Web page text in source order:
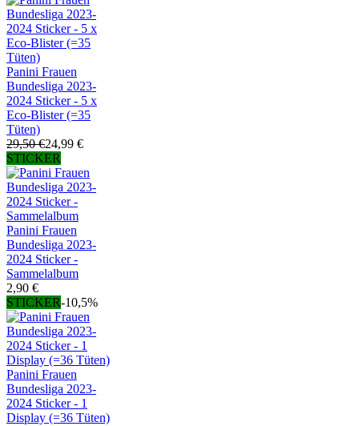
Panini Frauen
Bundesliga 2023-
2024 Sticker - 5 x
Eco-Blister (=35
Tüten)
29,50 €24,99 €
STICKER
Panini Frauen
Bundesliga 2023-
2024 Sticker -
Sammelalbum
2,90 €
STICKER-10,5%
Panini Frauen
Bundesliga 2023-
2024 Sticker - 1
Display (=36 Tüten)